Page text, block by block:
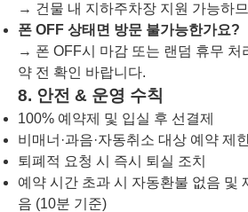
→ 건물 내 지하주차장 지원 가능하
폰 OFF 상태면 방문 불가능한가요?
→ 폰 OFF시 마감 또는 랜덤 휴무 처
약 전 확인 바랍니다.
8. 안전 & 운영 수칙
100% 예약제 및 입실 후 선결제
비매너·과음·자동취소 대상 예약 제
퇴폐적 요청 시 즉시 퇴실 조치
예약 시간 초과 시 자동환불 없음 및
음 (10분 기준)